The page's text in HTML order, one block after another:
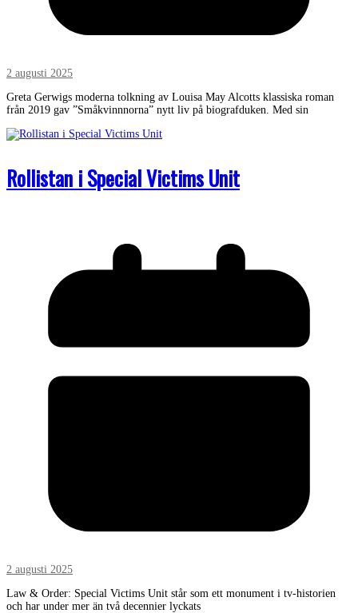
2 augusti 2025
Greta Gerwigs moderna tolkning av Louisa May Alcotts klassiska roman
från 2019 gav ”Småkvinnnorna” nytt liv på biografduken. Med sin
Rollistan i Special Victims Unit
2 augusti 2025
Law & Order: Special Victims Unit står som ett monument i tv-historien
och har under mer än två decennier lyckats